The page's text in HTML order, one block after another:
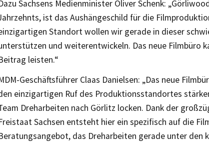
Sachsens Medienminister Oliver Schenk:
ist das Aushängeschild für die
Standort wollen wir gerade in dieser
und weiterentwickeln. Das neue Filmbüro
leisten.“
Geschäftsführer Claas Danielsen: „Das neue
einzigartigen Ruf des Produktionsstandortes
Dreharbeiten nach Görlitz locken. Dank der
Sachsen entsteht hier ein spezifisch auf die
das Dreharbeiten gerade unter den